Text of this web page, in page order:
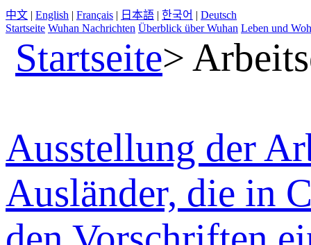
中文 | English | Français | 日本語 | 한국어 | Deutsch
Startseite Wuhan Nachrichten Überblick über Wuhan Leben und
Startseite>
Ausstellung der
Ausländer, die in